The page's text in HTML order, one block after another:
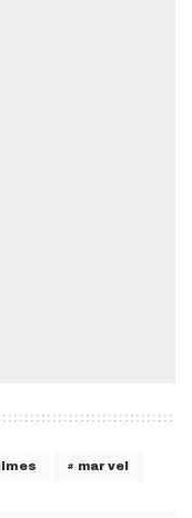
marvel